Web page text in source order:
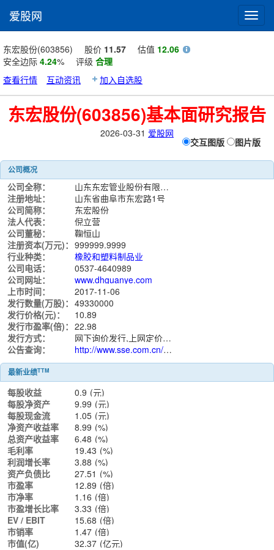
爱股网
东宏股份(603856) 股价 11.57 估值 12.06
安全边际 4.24% 评级 合理
查看行情
互动资讯 加入自选股
东宏股份(603856)基本面研究报告
2026-03-31 爱股网
交互图版 图片版
公司概况
公司全称：
山东东宏管业股份有限公司
注册地址：
山东省曲阜市东宏路1号
公司简称：
东宏股份
法人代表：
倪立营
公司董秘：
鞠恒山
注册资本(万元)： 999999.9999
行业种类：
橡胶和塑料制品业
公司电话：
0537-4640989
公司网址：
www.dhguanye.com
上市时间：
2017-11-06
发行数量(万股)： 49330000
发行价格(元)：
10.89
发行市盈率(倍)： 22.98
发行方式：
网下询价发行,上网定价发行
公告查询：
http://www.sse.com.cn/assortment/stock/list/info/announcement/index.shtml?productId=603856
最新业绩TTM
每股收益 0.9 (元)
每股净资产
9.99 (元)
每股现金流
1.05 (元)
净资产收益率
8.99 (%)
总资产收益率
6.48 (%)
毛利率
19.43 (%)
利润增长率
3.88 (%)
资产负债比
27.51 (%)
市盈率
12.89 (倍)
市净率
1.16 (倍)
市盈增长比率
3.33 (倍)
EV / EBIT
15.68 (倍)
市销率
1.47 (倍)
市值(亿)
32.37 (亿元)